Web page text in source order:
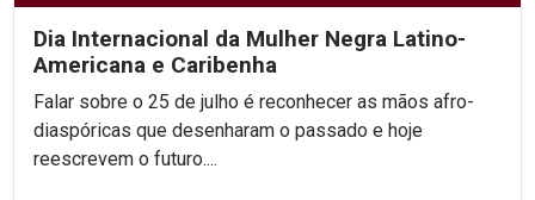
Dia Internacional da Mulher Negra Latino-
Americana e Caribenha
Falar sobre o 25 de julho é reconhecer as mãos afro-
diaspóricas que desenharam o passado e hoje
reescrevem o futuro....